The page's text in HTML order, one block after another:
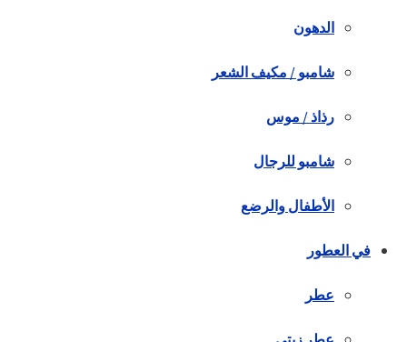
الدهون
شامبو / مكيف الشعر
رذاذ / موس
شامبو للرجال
الأطفال والرضع
في العطور
عطر